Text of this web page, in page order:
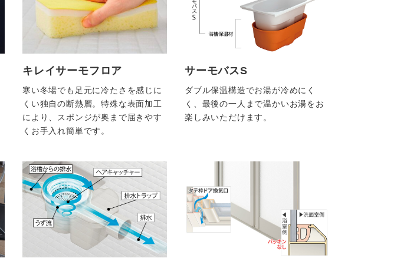
キレイサーモフロア
寒い冬場でも足元に冷たさを感じに
くい独自の断熱層。特殊な表面加工
により、スポンジが奥まで届きやす
くお手入れ簡単です。
サーモバスS
ダブル保温構造でお湯が冷めにく
く、最後の一人まで温かいお湯をお
楽しみいただけます。